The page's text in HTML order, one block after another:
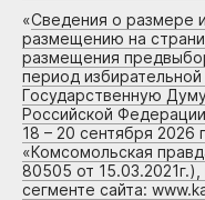
«Сведения о размере
размещению на
размещения
период
Государственную
Российской
18 – 20 сентября 2026
«Комсомольская
80505 от
сегменте сайта: